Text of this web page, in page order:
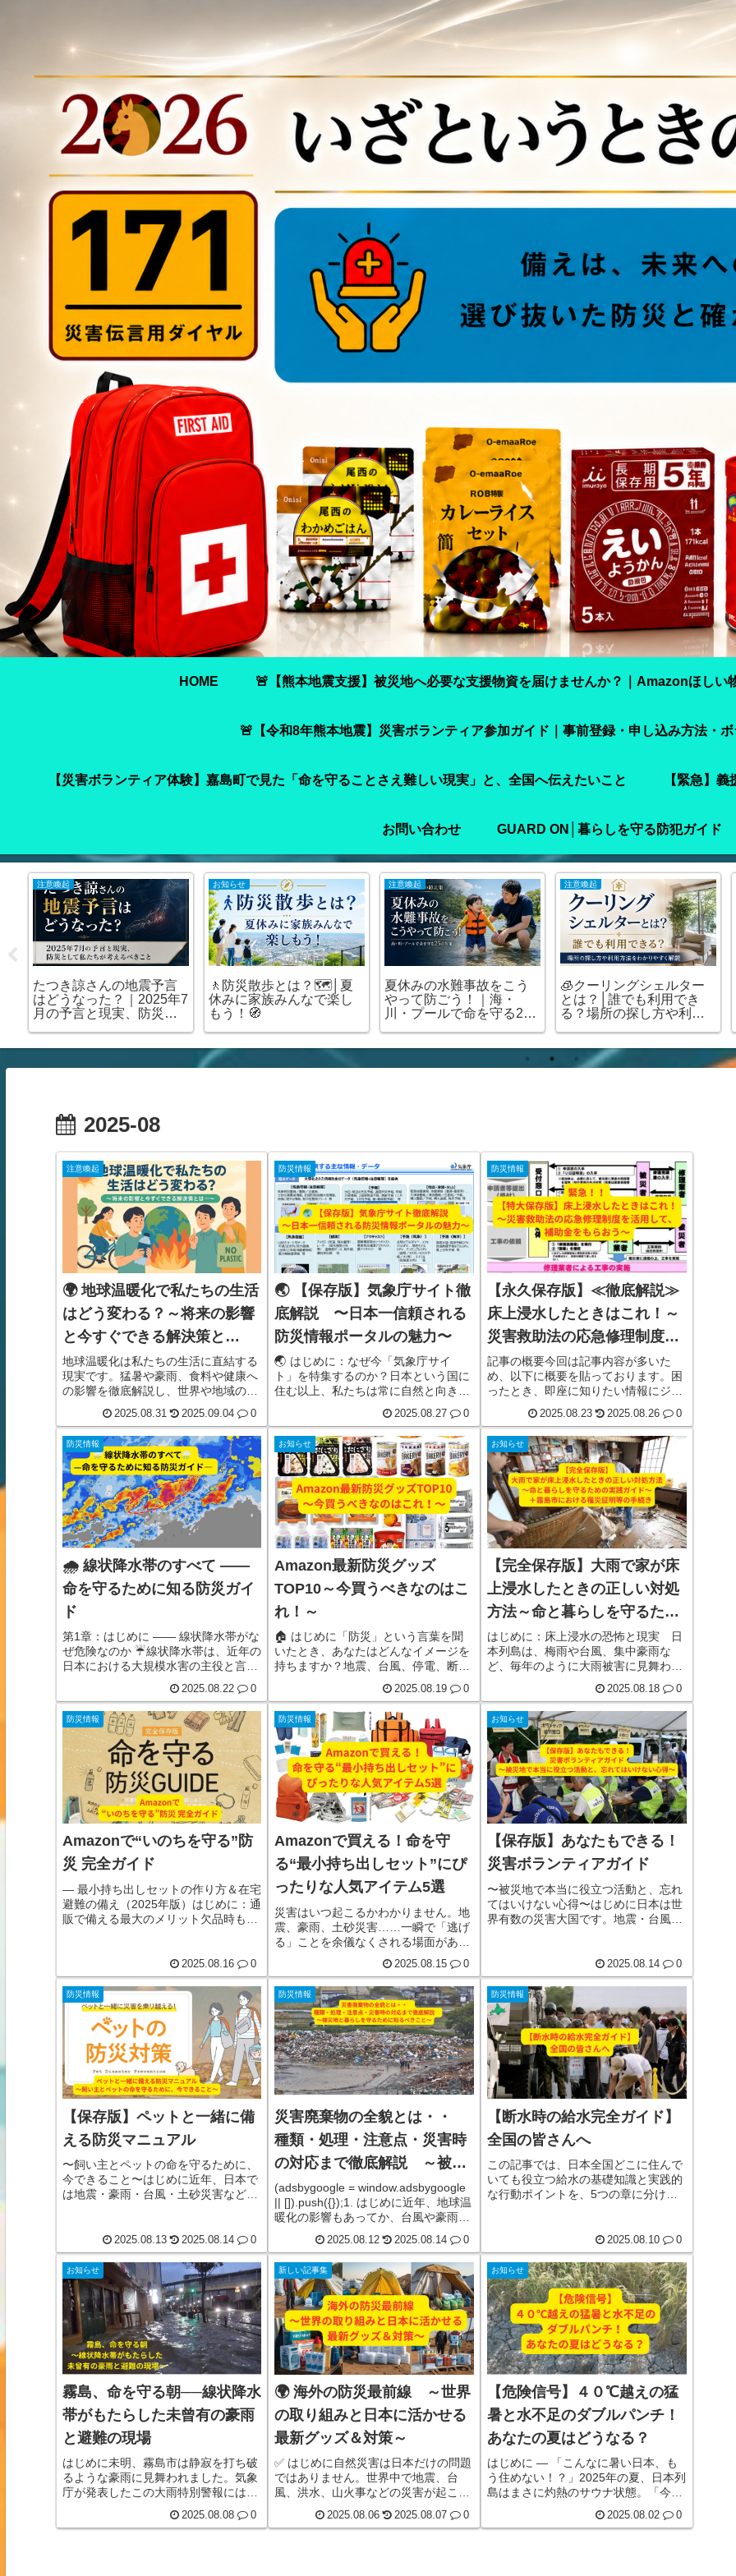
HOME 🚨【熊本地震支援】被災地へ必要な支援物資を届けませんか？｜Amazonほしい
🚨【令和8年熊本地震】災害ボランティア参加ガイド｜事前登録・申し込み方法・
【災害ボランティア体験】嘉島町で見た「命を守ることさえ難しい現実」と、全国へ伝えたいこと 【緊急】
お問い合わせ GUARD ON│暮らしを守る防犯ガイド
注意喚起
たつき諒さんの地震予言
はどうなった？｜2025年7
月の予言と現実、防災と
お知らせ
🚶防災散歩とは？🗺️│夏
休みに家族みんなで楽し
もう！🧭
注意喚起
夏休みの水難事故をこう
やって防ごう！｜海・
川・プールで命を守る25
注意喚起
🧊クーリングシェルター
とは？│誰でも利用でき
る？場所の探し方や利用
2025-08
注意喚起
🌍 地球温暖化で私たちの生活
はどう変わる？～将来の影響
と今すぐできる解決策と
は・・～
地球温暖化は私たちの生活に直結する
現実です。猛暑や豪雨、食料や健康へ
の影響を徹底解説し、世界や地域の成
移動・食生活・消費の工夫を具体的に
提示し、誰もが今すぐ始められる解決
策をわかりやすくまとめました。
2025.08.31 2025.09.04 0
防災情報
🌏 【保存版】気象庁サイト徹
底解説 〜日本一信頼される
防災情報ポータルの魅力〜
🌏 はじめに：なぜ今「気象庁サイ
ト」を特集するのか？日本という国に
住む以上、私たちは常に自然と向き合
美しい風景や、豊かな水資源、火山の
恵みである温泉文化は、自然の恩恵そ
のものです。しかしその一方で、日本
は「世界有数の災害大国」と呼ばれる
現実も抱えています。地震、津波、台
風、豪雨、火山噴火、土砂災害——私
たちの暮らしは、こうした自然の猛威
と常に背中合わせです。では、詳しく
見る
2025.08.27 0
防災情報
【永久保存版】≪徹底解説≫
床上浸水したときはこれ！～
災害救助法の応急修理制度を
活用して、補助金をもらおう
～
記事の概要今回は記事内容が多いた
め、以下に概要を貼っております。困
ったとき、即座に知りたい情報にジャ
はじめに床上浸水したときの応急修理
制度とは？罹災証明書と「準半壊」認
定の重要性補助金の最新情報と修理費
用の実例床上浸水で対象となる工事と
ならない工事必要書類と写真撮影の実
践マニュアル申請から補助金受給まで
の流れ借家・マンション世帯の応急修
理の使い方応急仮設住宅や他制詳しく
見る
2025.08.23 2025.08.26 0
防災情報
🌧 線状降水帯のすべて ——
命を守るために知る防災ガイ
ド
第1章：はじめに —— 線状降水帯がな
ぜ危険なのか ☔線状降水帯は、近年の
日本における大規模水害の主役と言っ
ても過言ではありません。2020年の熊
本豪雨、2017年の九州北部豪雨、
2014年の広島豪雨——その背後には必
ず線状降水帯が存在しました。しかし
一般の人にとっては「ニュースでよく
耳にする言葉」以上の理解は持たれて
いないのが現実です。線状降水帯と
は、狭い範囲に数時間以上にわたって
豪雨をもたらす詳しく見る
2025.08.22 0
お知らせ
Amazon最新防災グッズ
TOP10～今買うべきなのはこ
れ！～
🏠 はじめに「防災」という言葉を聞
いたとき、あなたはどんなイメージを
持ちますか？地震、台風、停電、断
水、避難所生活…。日本に住む以上、
私たちは日常の延長線上に“非日常の
危機”を常に抱えて暮らしています。
実際、近年は自然災害の発生頻度が増
えています。大地震や豪雨災害だけで
なく、夏の猛暑による停電リスク、冬
の大雪による孤立など、かつては想定
外だった状況が「現実」になってきま
した。ニュースで被災者の声を詳しく
見る
2025.08.19 0
お知らせ
【完全保存版】大雨で家が床
上浸水したときの正しい対処
方法～命と暮らしを守るため
の実践ガイド～ ＋霧島市に
おける罹災証明等の手続き
はじめに：床上浸水の恐怖と現実 日
本列島は、梅雨や台風、集中豪雨な
ど、毎年のように大雨被害に見舞われ
ています。その中でも、被害の深刻さ
が一気に生活に直結するのが「床上浸
水」です。床下浸水であれば、床板の
下に水が溜まる程度で、掃除や修繕を
行えば生活を取り戻せるケースも多い
ですが、床上浸水となると話は一変し
ます。家の中に泥水が流れ込み、家具
や家電、畳や壁紙に至るまで、すべて
が汚染され、日常が一瞬にして詳しく
見る
2025.08.18 0
防災情報
Amazonで“いのちを守る”防
災 完全ガイド
— 最小持ち出しセットの作り方＆在宅
避難の備え（2025年版）はじめに：通
販で備える最大のメリット欠品時も代
（耐久・サイズ感・欠点）が拾える定
期おトク便・セールで食料や消耗品を
計画的に更新できる大型・重い物（飲
料水ケース・ポータブル電源・ガス
缶）も自宅まで配送目標は「72時間
（3日）生き延びる力」を5–7kg/人で
整えること。さら詳しく見る
2025.08.16 0
防災情報
Amazonで買える！命を守
る“最小持ち出しセット”にぴ
ったりな人気アイテム5選
災害はいつ起こるかわかりません。地
震、豪雨、土砂災害……一瞬で「逃げ
る」ことを余儀なくされる場面があり
ます。その時に頼りになるのが、“軽
く、使える”装備です。この記事で
は、防災の基本に立ち返り「今すぐ持
ち出すべき最小限の5アイテム」を厳
選。Amazonで人気のある商品を画像
とともに、しっかり詳しくご紹介しま
す。1. 携帯トイレ — SEIWA Z61 携帯
トイレ（3回分）特徴と用途用途：断
水やトイ詳しく見る
2025.08.15 0
お知らせ
【保存版】あなたもできる！
災害ボランティアガイド
〜被災地で本当に役立つ活動と、忘れ
てはいけない心得〜はじめに日本は世
界有数の災害大国です。地震・台風・
を見たことがある人も多いでしょう。
ですが、「興味はあるけど、どう動け
ばいいのかわからない」という声も少
なくありません。災害時のボランティ
アは、単に「善意を持って現地へ行
く」だけでは成立しません。現場で
は、被災者・行政・他のボランテ詳し
く見る
2025.08.14 0
防災情報
【保存版】ペットと一緒に備
える防災マニュアル
〜飼い主とペットの命を守るために、
今できること〜はじめに近年、日本で
は地震・豪雨・台風・土砂災害など、
所に避難した人々の様子が伝えられま
すが、その中にペットを抱きかかえた
り、ケージを持って避難する人の姿が
増えてきていることに気づかれた方も
多いでしょう。しかし同時に、「ペッ
トの避難は受け入れてもらえなかっ
た」「避難所で鳴き声やにお詳しく見
る
2025.08.13 2025.08.14 0
防災情報
災害廃棄物の全貌とは・・
種類・処理・注意点・災害時
の対応まで徹底解説 ～被災
地と暮らしを守るために知る
べきこと～
(adsbygoogle = window.adsbygoogle
|| []).push({});1. はじめに近年、地球温
暖化の影響もあってか、台風や豪雨、
発しています。これらの災害は被災地
の人々の生命や財産を脅かすだけでな
く、私たちの社会や環境にも大きな影
響を及ぼしています。被害のなかでも
特に注目すべき課題の一つが、「災害
廃棄物」の発生とその適切な処理問題
で詳しく見る
2025.08.12 2025.08.14 0
防災情報
【断水時の給水完全ガイド】
全国の皆さんへ
この記事では、日本全国どこに住んで
いても役立つ給水の基礎知識と実践的
な行動ポイントを、5つの章に分けて
安心して行動できるようになります。
2025.08.10 0
お知らせ
霧島、命を守る朝──線状降水
帯がもたらした未曾有の豪雨
と避難の現場
はじめに未明、霧島市は静寂を打ち破
るような豪雨に見舞われました。気象
庁が発表したこの大雨特別警報には、
という緊張が刻まれました。雨量は
2025.08.08 0
新しい記事集
🌍 海外の防災最前線 ～世界
の取り組みと日本に活かせる
最新グッズ＆対策～
✅ はじめに自然災害は日本だけの問題
ではありません。世界中で地震、台
風、洪水、山火事などの災害が起こっ
わせて独自の防災対策を進めており、
2025.08.06 2025.08.07 0
お知らせ
【危険信号】４０℃越えの猛
暑と水不足のダブルパンチ！
あなたの夏はどうなる？
はじめに ― 「こんなに暑い日本、も
う住めない！？」2025年の夏、日本列
島はまさに灼熱のサウナ状態。「今日
ースを聞いても、驚かなくなったあな
2025.08.02 0